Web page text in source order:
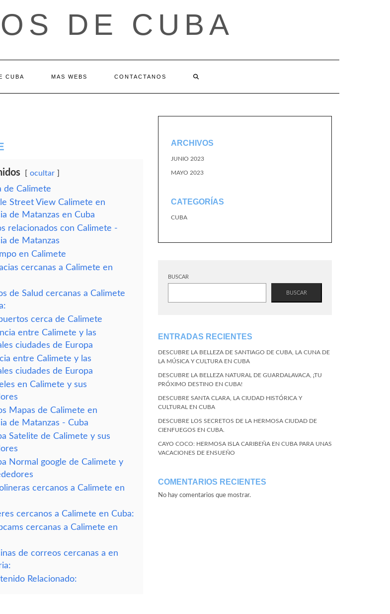
DE CUBA
CUBA MAS WEBS CONTACTANOS
ocultar
de Calimete
Street View Calimete en
de Matanzas en Cuba
relacionados con Calimete -
de Matanzas
en Calimete
cercanas a Calimete en
de Salud cercanas a Calimete
cerca de Calimete
entre Calimete y las
ciudades de Europa
entre Calimete y las
ciudades de Europa
en Calimete y sus
Mapas de Calimete en
de Matanzas - Cuba
Satelite de Calimete y sus
Normal google de Calimete y
cercanos a Calimete en
cercanos a Calimete en Cuba:
cercanas a Calimete en
de correos cercanas a en
Relacionado:
ARCHIVOS
JUNIO 2023
MAYO 2023
CATEGORÍAS
CUBA
BUSCAR
BUSCAR
ENTRADAS RECIENTES
DESCUBRE LA BELLEZA DE SANTIAGO DE CUBA, LA CUNA DE
LA MÚSICA Y CULTURA EN CUBA
DESCUBRE LA BELLEZA NATURAL DE GUARDALAVACA, ¡TU
PRÓXIMO DESTINO EN CUBA!
DESCUBRE SANTA CLARA, LA CIUDAD HISTÓRICA Y
CULTURAL EN CUBA
DESCUBRE LOS SECRETOS DE LA HERMOSA CIUDAD DE
CIENFUEGOS EN CUBA.
CAYO COCO: HERMOSA ISLA CARIBEÑA EN CUBA PARA UNAS
VACACIONES DE ENSUEÑO
COMENTARIOS RECIENTES
No hay comentarios que mostrar.